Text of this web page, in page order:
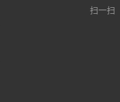
扫一扫